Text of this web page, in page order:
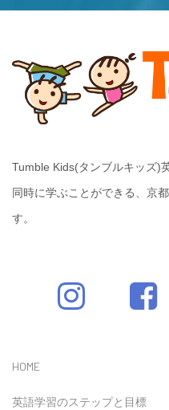
Tumble Kids(タンブルキッズ)
同時に学ぶことができる、京
す。
HOME
英語学習のステップと目標